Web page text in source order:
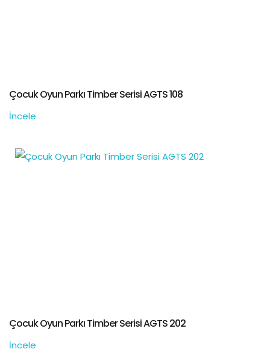
Çocuk Oyun Parkı Timber Serisi AGTS 108
İncele
Çocuk Oyun Parkı Timber Serisi AGTS 202
İncele